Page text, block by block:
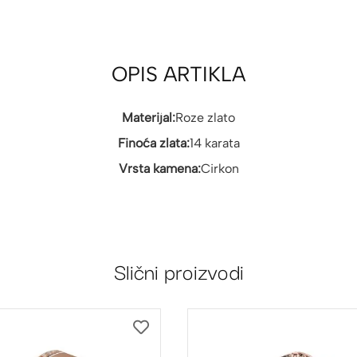
OPIS ARTIKLA
Materijal:Roze zlato
Finoća zlata:14 karata
Vrsta kamena:Cirkon
Slični proizvodi